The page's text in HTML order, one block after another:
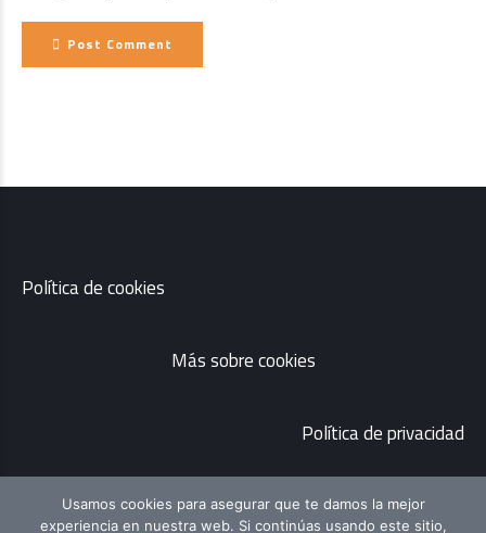
Post Comment
Política de cookies
Más sobre cookies
Política de privacidad
Usamos cookies para asegurar que te damos la mejor
experiencia en nuestra web. Si continúas usando este sitio,